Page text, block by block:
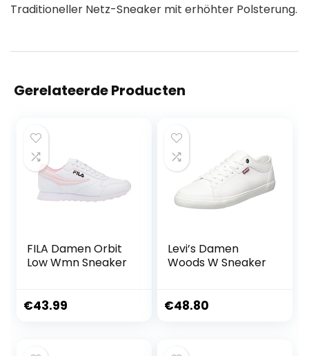
Traditioneller Netz-Sneaker mit erhöhter Polsterung.
Gerelateerde Producten
FILA Damen Orbit
Low Wmn Sneaker
€43.99
Levi’s Damen
Woods W Sneaker
€48.80